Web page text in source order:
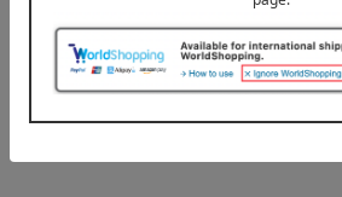
ご案内 『お届け先のご住所』ご確認のお願い